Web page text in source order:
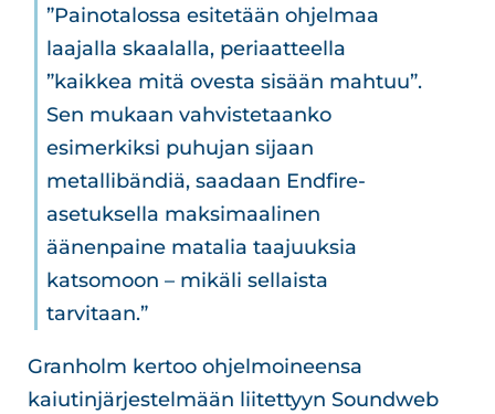
”Painotalossa esitetään ohjelmaa
laajalla skaalalla, periaatteella
”kaikkea mitä ovesta sisään mahtuu”.
Sen mukaan vahvistetaanko
esimerkiksi puhujan sijaan
metallibändiä, saadaan Endfire-
asetuksella maksimaalinen
äänenpaine matalia taajuuksia
katsomoon – mikäli sellaista
tarvitaan.”
Granholm kertoo ohjelmoineensa
kaiutinjärjestelmään liitettyyn Soundweb